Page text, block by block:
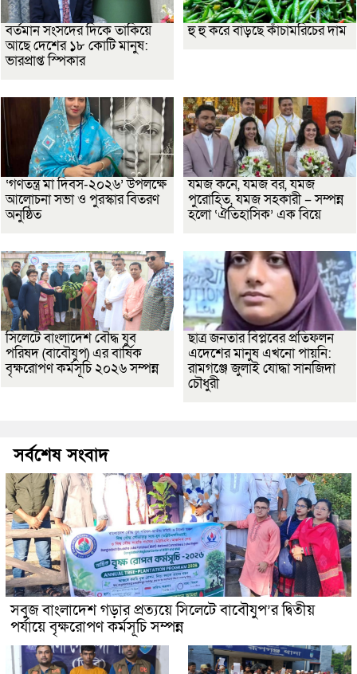
বর্তমান সংসদের দিকে তাকিয়ে
আছে দেশের ১৮ কোটি মানুষ:
ভারপ্রাপ্ত স্পিকার
হু হু করে বাড়ছে কাঁচামরিচের দাম
‘গণতন্ত্র মা দিবস-২০২৬’ উপলক্ষে
আলোচনা সভা ও পুরস্কার বিতরণ
অনুষ্ঠিত
যমজ কনে, যমজ বর, যমজ
পুরোহিত, যমজ সহকারী – সম্পন্ন
হলো ‘ঐতিহাসিক’ এক বিয়ে
সিলেটে বাংলাদেশ বৌদ্ধ যুব
পরিষদ (বাবৌযুপ) এর বার্ষিক
বৃক্ষরোপণ কর্মসূচি ২০২৬ সম্পন্ন
ছাত্র জনতার বিপ্লবের প্রতিফলন
এদেশের মানুষ এখনো পায়নি:
রামগঞ্জে জুলাই যোদ্ধা সানজিদা
চৌধুরী
সর্বশেষ সংবাদ
সবুজ বাংলাদেশ গড়ার প্রত্যয়ে সিলেটে বাবৌযুপ’র দ্বিতীয়
পর্যায়ে বৃক্ষরোপণ কর্মসূচি সম্পন্ন